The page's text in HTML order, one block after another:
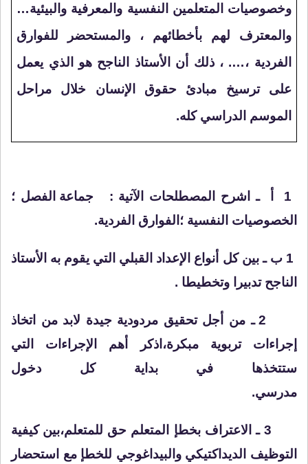
وخصوصيات المتعلمين النفسية والمعرفية والبيئية…
والمعترف لهم بأخطائهم ، والمستحضر للفوارق
الفردية ،…. ، ذلك أن الأستاذ الناجح هو الذي يعمل
على ترسيخ مبادئ حقوق الإنسان خلال مراحل
الموسم الدراسي كله.
1 ـ اشرح المصطلحات الآتية :
جماعة الفصل ؛
الخصوصيات النفسية ؛الفوارق الفردية.
1 ب ـ بين كل أنواع الإعداد القبلي التي يقوم به الأستاذ
الناجح تدبيرا وتخطيطا .
2 ـ من أجل تحقيق مردودية جيدة لابد من اتخاذ
إجراءات تربويةمبكرة،اذكر أهم الإجراءات التي
ستتخذها في بداية كل دخول
مدرسي.
3 ـ الاعتراف بخطإ المتعلم حق للمتعلم،بين كيفية
التوظيف
الديداكتيكي والبيداغوجي للخطإمع استحضار